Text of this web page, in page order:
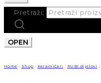
Pretraži:
OPEN
Home / Shop / Keramičari / RUBI dijelovi /